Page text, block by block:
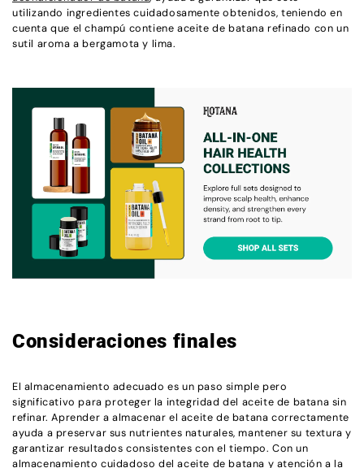
utilizando ingredientes cuidadosamente obtenidos, teniendo en
cuenta que el champú contiene aceite de batana refinado con un
sutil aroma a bergamota y lima.
Consideraciones finales
El almacenamiento adecuado es un paso simple pero
significativo para proteger la integridad del aceite de batana sin
refinar. Aprender a almacenar el aceite de batana correctamente
ayuda a preservar sus nutrientes naturales, mantener su textura y
garantizar resultados consistentes con el tiempo. Con un
almacenamiento cuidadoso del aceite de batana y atención a la